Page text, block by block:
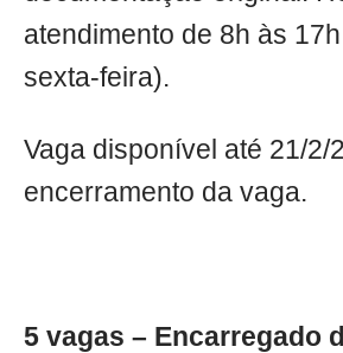
atendimento de 8h às
sexta-feira).
Vaga disponível até 21/2/
encerramento da vaga.
5 vagas – Encarregado